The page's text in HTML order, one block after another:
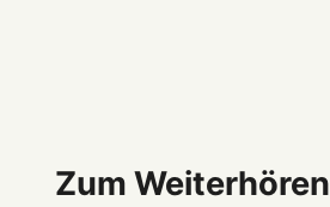
Zum Weiterhören